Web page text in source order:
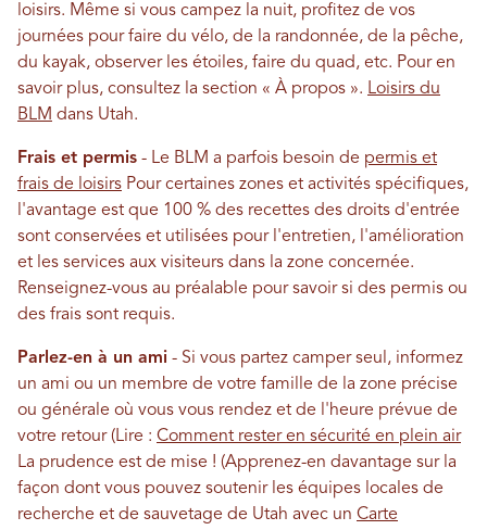
loisirs. Même si vous campez la nuit, profitez de vos
journées pour faire du vélo, de la randonnée, de la pêche,
du kayak, observer les étoiles, faire du quad, etc. Pour en
savoir plus, consultez la section « À propos ». Loisirs du
BLM dans Utah.
Frais et permis - Le BLM a parfois besoin de permis et
frais de loisirs Pour certaines zones et activités spécifiques,
l'avantage est que 100 % des recettes des droits d'entrée
sont conservées et utilisées pour l'entretien, l'amélioration
et les services aux visiteurs dans la zone concernée.
Renseignez-vous au préalable pour savoir si des permis ou
des frais sont requis.
Parlez-en à un ami - Si vous partez camper seul, informez
un ami ou un membre de votre famille de la zone précise
ou générale où vous vous rendez et de l'heure prévue de
votre retour (Lire : Comment rester en sécurité en plein air
La prudence est de mise ! (Apprenez-en davantage sur la
façon dont vous pouvez soutenir les équipes locales de
recherche et de sauvetage de Utah avec un Carte